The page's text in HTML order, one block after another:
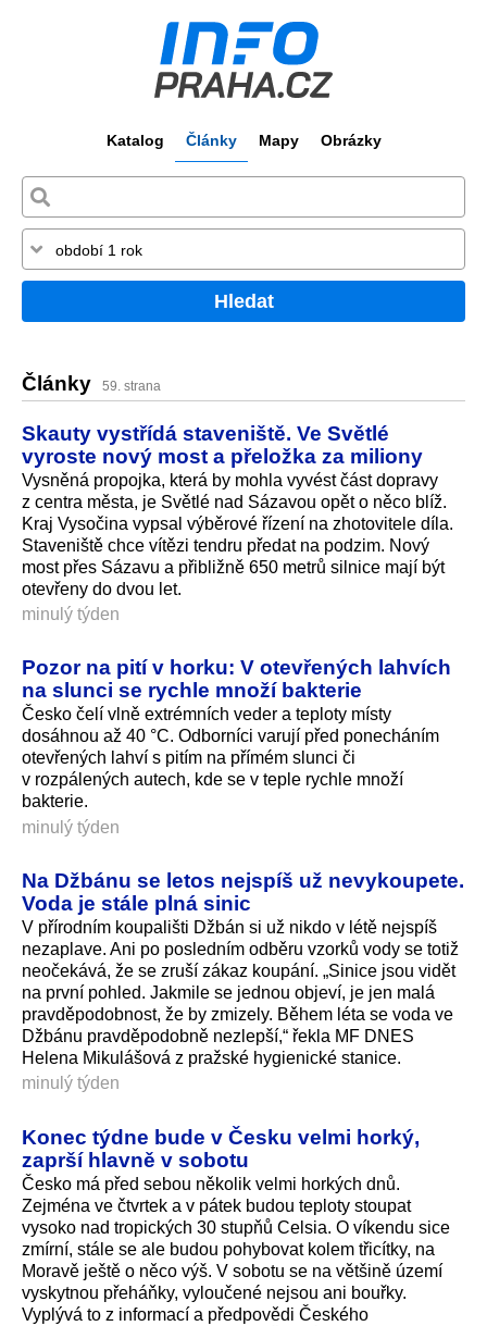
Katalog Články Mapy Obrázky
Hledat
Články 59. strana
Skauty vystřídá staveniště. Ve Světlé
vyroste nový most a přeložka za miliony
Vysněná propojka, která by mohla vyvést část dopravy
z centra města, je Světlé nad Sázavou opět o něco blíž.
Kraj Vysočina vypsal výběrové řízení na zhotovitele díla.
Staveniště chce vítězi tendru předat na podzim. Nový
most přes Sázavu a přibližně 650 metrů silnice mají být
otevřeny do dvou let.
minulý týden
Pozor na pití v horku: V otevřených lahvích
na slunci se rychle množí bakterie
Česko čelí vlně extrémních veder a teploty místy
dosáhnou až 40 °C. Odborníci varují před ponecháním
otevřených lahví s pitím na přímém slunci či
v rozpálených autech, kde se v teple rychle množí
bakterie.
minulý týden
Na Džbánu se letos nejspíš už nevykoupete.
Voda je stále plná sinic
V přírodním koupališti Džbán si už nikdo v létě nejspíš
nezaplave. Ani po posledním odběru vzorků vody se totiž
neočekává, že se zruší zákaz koupání. „Sinice jsou vidět
na první pohled. Jakmile se jednou objeví, je jen malá
pravděpodobnost, že by zmizely. Během léta se voda ve
Džbánu pravděpodobně nezlepší,“ řekla MF DNES
Helena Mikulášová z pražské hygienické stanice.
minulý týden
Konec týdne bude v Česku velmi horký,
zaprší hlavně v sobotu
Česko má před sebou několik velmi horkých dnů.
Zejména ve čtvrtek a v pátek budou teploty stoupat
vysoko nad tropických 30 stupňů Celsia. O víkendu sice
zmírní, stále se ale budou pohybovat kolem třicítky, na
Moravě ještě o něco výš. V sobotu se na většině území
vyskytnou přeháňky, vyloučené nejsou ani bouřky.
Vyplývá to z informací a předpovědi Českého